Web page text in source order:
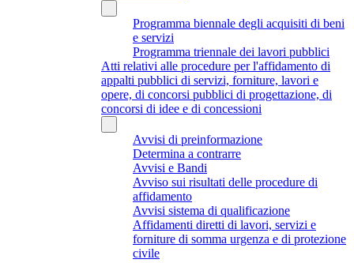
Programma biennale degli acquisiti di beni
e servizi
Programma triennale dei lavori pubblici
Atti relativi alle procedure per l'affidamento di
appalti pubblici di servizi, forniture, lavori e
opere, di concorsi pubblici di progettazione, di
concorsi di idee e di concessioni
Avvisi di preinformazione
Determina a contrarre
Avvisi e Bandi
Avviso sui risultati delle procedure di
affidamento
Avvisi sistema di qualificazione
Affidamenti diretti di lavori, servizi e
forniture di somma urgenza e di protezione
civile